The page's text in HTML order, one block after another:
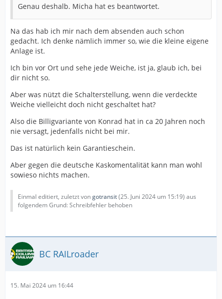
Genau deshalb. Micha hat es beantwortet.
Na das hab ich mir nach dem absenden auch schon
gedacht. Ich denke nämlich immer so, wie die kleine eigene
Anlage ist.
Ich bin vor Ort und sehe jede Weiche, ist ja, glaub ich, bei
dir nicht so.
Aber was nützt die Schalterstellung, wenn die verdeckte
Weiche vielleicht doch nicht geschaltet hat?
Also die Billigvariante von Konrad hat in ca 20 Jahren noch
nie versagt, jedenfalls nicht bei mir.
Das ist natürlich kein Garantieschein.
Aber gegen die deutsche Kaskomentalität kann man wohl
sowieso nichts machen.
Einmal editiert, zuletzt vongotransit(25. Juni 2024 um 15:19) aus
folgendem Grund: Schreibfehler behoben
BC RAILroader
15. Mai 2024 um 16:44